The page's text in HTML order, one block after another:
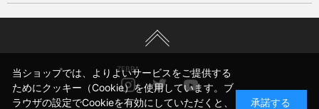
ZEBRA
InstagramTwitterYoutube
当ショップでは、よりよいサービスをご提供する
ためにクッキー（Cookie）を使用しています。ブ
ラウザの設定でCookieを有効にしていただくと、
承諾する